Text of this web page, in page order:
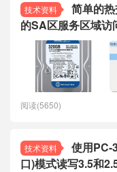
技术资料
简单的
的SA区服务区域访
阅读(5650)
技术资料
使用PC-
口)模式读写3.5和